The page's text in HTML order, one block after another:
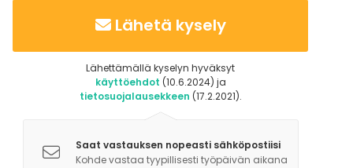
Lisäpalvelut:
- F-host/järjestyksenvalvoja
- Lisäkalusteet
- Striimausmahdollisuus
- Muut somisteet, esim. ilmapallot
Lähetä kysely
Lähettämällä kyselyn hyväksyt
käyttöehdot (10.6.2024) ja
tietosuojalausekkeen (17.2.2021).
Saat vastauksen nopeasti sähköpostiisi
Kohde vastaa tyypillisesti työpäivän aikana